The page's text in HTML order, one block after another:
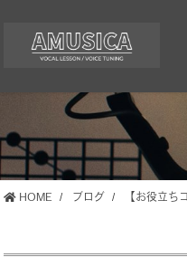
HOME ブログ 【お役立ち